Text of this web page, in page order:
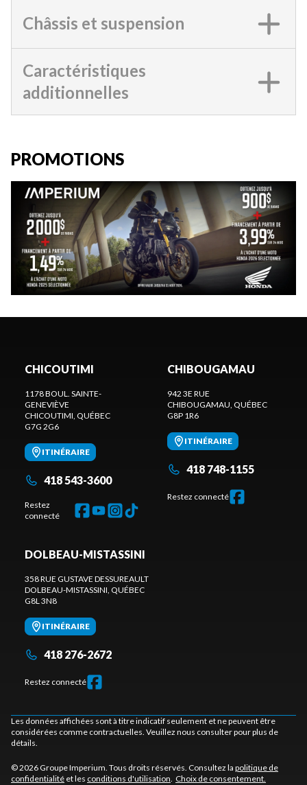
Châssis et suspension
Caractéristiques
additionnelles
PROMOTIONS
CHICOUTIMI
1178 BOUL. SAINTE-
GENEVIÈVE
CHICOUTIMI, QUÉBEC
G7G 2G6
ITINÉRAIRE
418 543-3600
Restez
connecté
CHIBOUGAMAU
942 3E RUE
CHIBOUGAMAU, QUÉBEC
G8P 1R6
ITINÉRAIRE
418 748-1155
Restez connecté
DOLBEAU-MISTASSINI
358 RUE GUSTAVE DESSUREAULT
DOLBEAU-MISTASSINI, QUÉBEC
G8L 3N8
ITINÉRAIRE
418 276-2672
Restez connecté
Les données affichées sont à titre indicatif seulement et ne peuvent être
considérées comme contractuelles. Veuillez nous consulter pour plus de
détails.
© 2026 Groupe Imperium. Tous droits réservés. Consultez la politique de
confidentialité et les conditions d'utilisation. Choix de consentement.